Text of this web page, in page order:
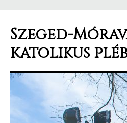
Szeged-
katolikus